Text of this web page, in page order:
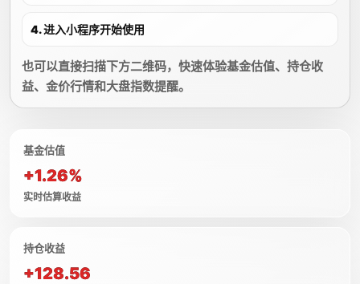
4. 进入小程序开始使用
也可以直接扫描下方二维码，快速体验基金估值、持仓收
益、金价行情和大盘指数提醒。
基金估值
+1.26%
实时估算收益
持仓收益
+128.56